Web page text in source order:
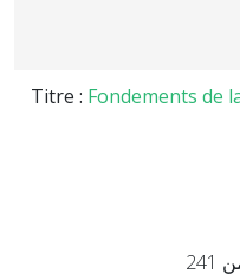
Titre : Fondements de